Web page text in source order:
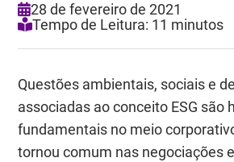
28 de fevereiro de 2021
Tempo de Leitura: 11 minutos
Questões ambientais, sociais e
associadas ao conceito ESG são
fundamentais no meio
tornou comum nas negociações